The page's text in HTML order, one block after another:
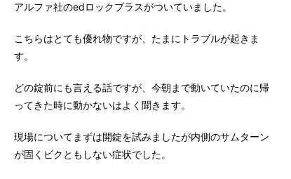
アルファ社のedロックプラスがついていました。
こちらはとても優れ物ですが、たまにトラブルが起きま
す。
どの錠前にも言える話ですが、今朝まで動いていたのに帰
ってきた時に動かないはよく聞きます。
現場についてまずは開錠を試みましたが内側のサムターン
が固くビクともしない症状でした。